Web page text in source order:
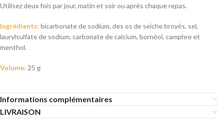
Utilisez deux fois par jour, matin et soir ou après chaque repas.
Ingrédients: bicarbonate de sodium, des os de seiche broyés, sel,
laurylsulfate de sodium, carbonate de calcium, bornéol, camphre et
menthol.
Volume: 25 g
Informations complémentaires
LIVRAISON